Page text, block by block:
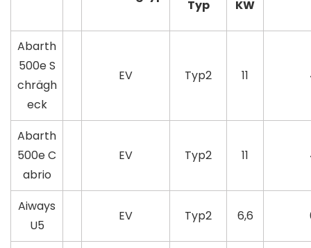
Typ
KW
Abarth
500e S
chrägh
eck
EV Typ2 11
Abarth
500e C
abrio
EV Typ2 11
Aiways
U5
EV Typ2 6,6